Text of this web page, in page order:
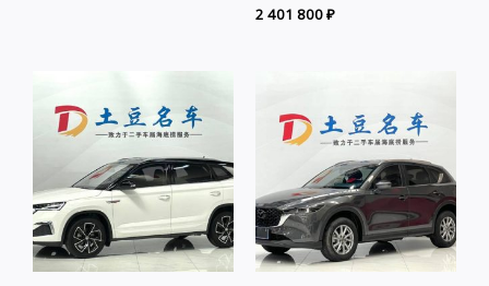
2 401 800₽